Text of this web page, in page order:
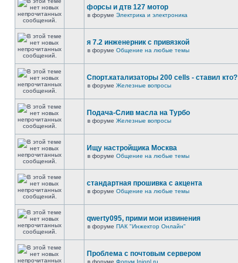
форсы и дтв 127 мотор
в форуме Электрика и электроника
я 7.2 инженерник с привязкой
в форуме Общение на любые темы
Спорт.катализаторы 200 cells - ставил кто?
в форуме Железные вопросы
Подача-Слив масла на Турбо
в форуме Железные вопросы
Ищу настройщика Москва
в форуме Общение на любые темы
стандартная прошивка с акцента
в форуме Общение на любые темы
qwerty095, прими мои извинения
в форуме ПАК "Инжектор Онлайн"
Проблема с почтовым сервером
в форуме Форум Injonl.ru